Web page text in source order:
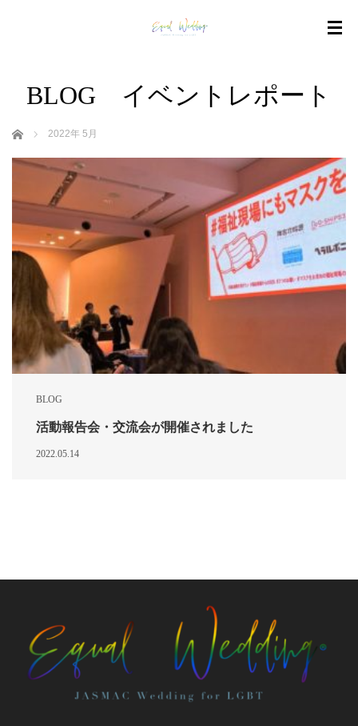
BLOG イベントレポート
ホーム 2022年 5月
BLOG
活動報告会・交流会が開催されました
2022.05.14